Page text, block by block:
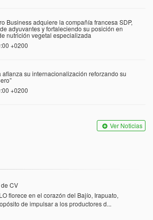
Business adquiere la compañía francesa SDP,
adyuvantes y fortaleciendo su posición en
nutrición vegetal especializada
+0200
su internacionalización reforzando su
+0200
Ver Noticias
CV
florece en el corazón del Bajío, Irapuato,
de impulsar a los productores d...